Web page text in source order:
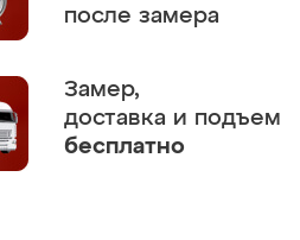
после замера
Замер,
доставка и подъем
бесплатно